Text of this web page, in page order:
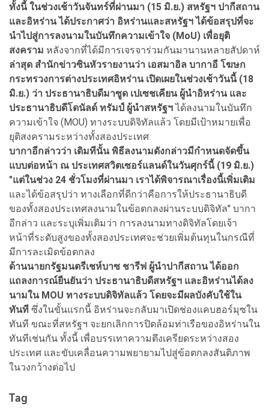
ทั้งนี้ ในช่วงเช้าวันจันทร์ที่ผ่านมา (15 มิ.ย.) สหรัฐฯ ปากีสถาน
และอิหร่าน ได้ประกาศว่า อิหร่านและสหรัฐฯ ได้ข้อสรุปที่จะ
นำไปสู่การลงนามในบันทึกความเข้าใจ (MoU) เพื่อยุติ
สงคราม หลังจากที่ได้มีการเจรจาร่วมกันมานานหลายสัปดาห์
ล่าสุด สำนักข่าวซินหัวรายงานว่า เอสมาอิล บากาอี โฆษก
กระทรวงการต่างประเทศอิหร่าน เปิดเผยในช่วงเช้าวันนี้ (18
มิ.ย.) ว่า ประธานาธิบดีมาซูด เปเซชเคียน ผู้นำอิหร่าน และ
ประธานาธิบดีโดนัลด์ ทรัมป์ ผู้นำสหรัฐฯได้ลงนามในบันทึก
ความเข้าใจ (MOU) ทางระบบดิจิทัลแล้ว โดยมีเป้าหมายเพื่อ
ยุติสงครามระหว่างทั้งสองประเทศ
บากาอีกล่าวว่า เดิมทีนั้น พิธีลงนามดังกล่าวมีกำหนดจัดขึ้น
แบบต่อหน้า ณ ประเทศสวิตเซอร์แลนด์ในวันศุกร์นี้ (19 มิ.ย.)
"แต่ในช่วง 24 ชั่วโมงที่ผ่านมา เราได้พิจารณาเรื่องนี้เพิ่มเติม
และได้ข้อสรุปว่า ทางเลือกที่ดีกว่าคือการให้ประธานาธิบดี
ของทั้งสองประเทศลงนามในข้อตกลงผ่านระบบดิจิทัล" บากา
อีกล่าว และระบุเพิ่มเติมว่า การลงนามทางดิจิทัลโดยเจ้า
หน้าที่ระดับสูงของทั้งสองประเทศจะช่วยเพิ่มต้นทุนในกรณีที่
มีการละเมิดข้อตกลง
ด้านนายกรัฐมนตรีเชห์บาซ ชารีฟ ผู้นำปากีสถาน ได้ออก
แถลงการณ์ยืนยันว่า ประธานาธิบดีสหรัฐฯ และอิหร่านได้ลง
นามใน MOU ทางระบบดิจิทัลแล้ว โดยจะมีผลบังคับใช้ใน
ทันที ซึ่งในขั้นแรกนี้ อิหร่านจะกลับมาเปิดช่องแคบฮอร์มุซใน
ทันที ขณะที่สหรัฐฯ จะยกเลิกการปิดล้อมท่าเรือของอิหร่านใน
ทันทีเช่นกัน ทั้งนี้ เพื่อบรรเทาความตึงเครียดระหว่างสอง
ประเทศ และขับเคลื่อนความพยายามไปสู่ข้อตกลงสันติภาพ
ในวงกว้างต่อไป
Tag